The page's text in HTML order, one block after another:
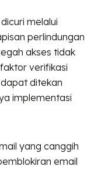
melalui
perlindungan
akses tidak
verifikasi
ditekan
implementasi
yang canggih
email